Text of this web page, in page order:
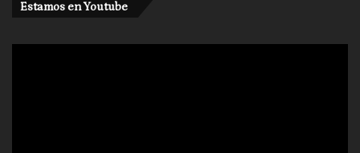
Estamos en Youtube